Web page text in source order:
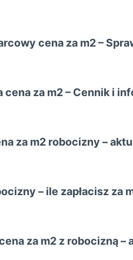
cena za m2 –
cena za m2 – Cennik i
za m2 robocizny –
– ile zapłacisz za
za m2 z robocizną